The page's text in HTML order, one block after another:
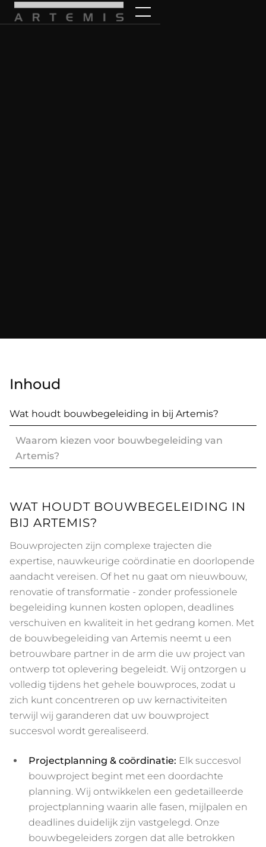
Inhoud
Wat houdt bouwbegeleiding in bij Artemis?
Waarom kiezen voor bouwbegeleiding van
Artemis?
WAT HOUDT BOUWBEGELEIDING IN
BIJ ARTEMIS?
Bouwprojecten zijn complexe trajecten die
expertise, nauwkeurige coördinatie en doorlopende
aandacht vereisen. Of het nu gaat om nieuwbouw,
renovatie of transformatie - zonder professionele
begeleiding kunnen kosten oplopen, deadlines
verschuiven en kwaliteit in het gedrang komen. Met
de bouwbegeleiding van Artemis neemt u een
betrouwbare partner in de arm die uw project van
ontwerp tot oplevering begeleidt. Wij ontzorgen u
volledig tijdens het gehele bouwproces, zodat u
zich kunt concentreren op uw kernactiviteiten
terwijl wij garanderen dat uw bouwproject
succesvol wordt gerealiseerd.
Projectplanning & coördinatie: Elk succesvol
bouwproject begint met een doordachte
planning. Wij ontwikkelen een gedetailleerde
projectplanning waarin alle fasen, mijlpalen en
deadlines duidelijk zijn vastgelegd. Onze
bouwbegeleiders zorgen dat alle betrokken